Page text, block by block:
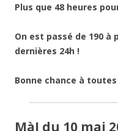
Plus que 48 heures
On est passé de 190 à
dernières 24h !
Bonne chance à
MàJ du 10 mai